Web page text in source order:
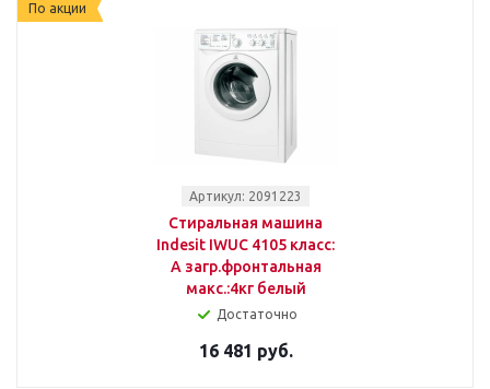
По акции
Артикул: 2091223
Стиральная машина
Indesit IWUC 4105 класс:
A загр.фронтальная
макс.:4кг белый
Достаточно
16 481 руб.